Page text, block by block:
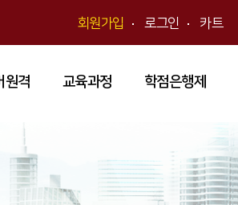
회원가입 로그인 카트
원격 교육과정 학점은행제